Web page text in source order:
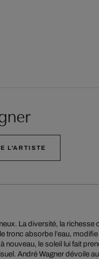
L'ARTISTE
La diversité, la richesse
tronc absorbe l’eau,
nouveau, le soleil lui fait